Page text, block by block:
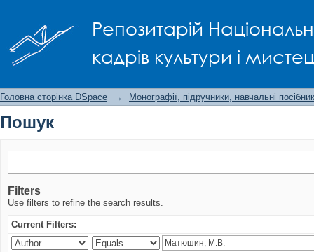
Репозитарій
кадрів культури і
Головна сторінка DSpace → Монографії, підручники, навчальні
Пошук
Filters
Use filters to refine the search results.
Current Filters: